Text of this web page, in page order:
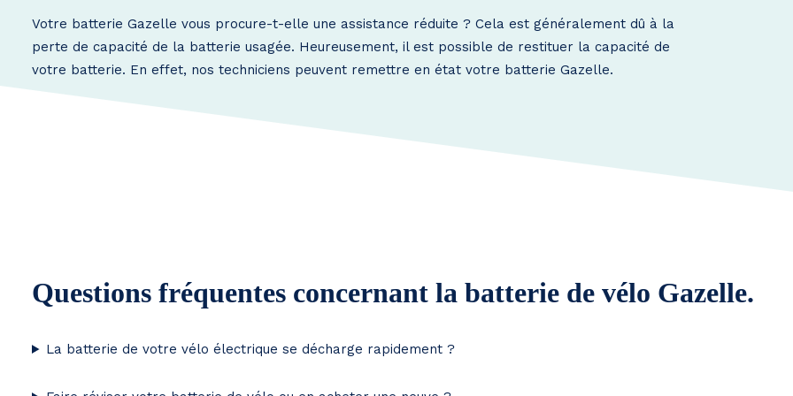
Votre batterie Gazelle vous procure-t-elle une assistance réduite ? Cela est généralement dû à la
perte de capacité de la batterie usagée. Heureusement, il est possible de restituer la capacité de
votre batterie. En effet, nos techniciens peuvent remettre en état votre batterie Gazelle.
Questions fréquentes concernant la batterie de vélo Gazelle.
La batterie de votre vélo électrique se décharge rapidement ?